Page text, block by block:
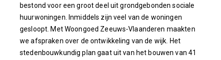
bestond voor een groot deel uit grondgebonden sociale
huurwoningen. Inmiddels zijn veel van de woningen
gesloopt. Met Woongoed Zeeuws-Vlaanderen maakten
we afspraken over de ontwikkeling van de wijk. Het
stedenbouwkundig plan gaat uit van het bouwen van 41